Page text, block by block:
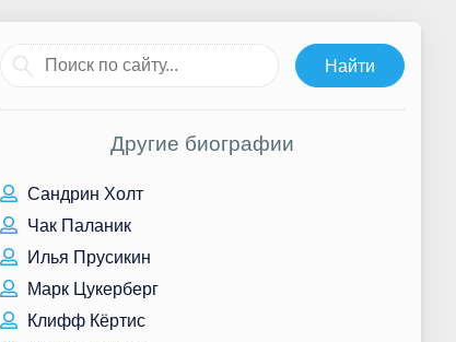
Другие биографии
Сандрин Холт
Чак Паланик
Илья Прусикин
Марк Цукерберг
Клифф Кёртис